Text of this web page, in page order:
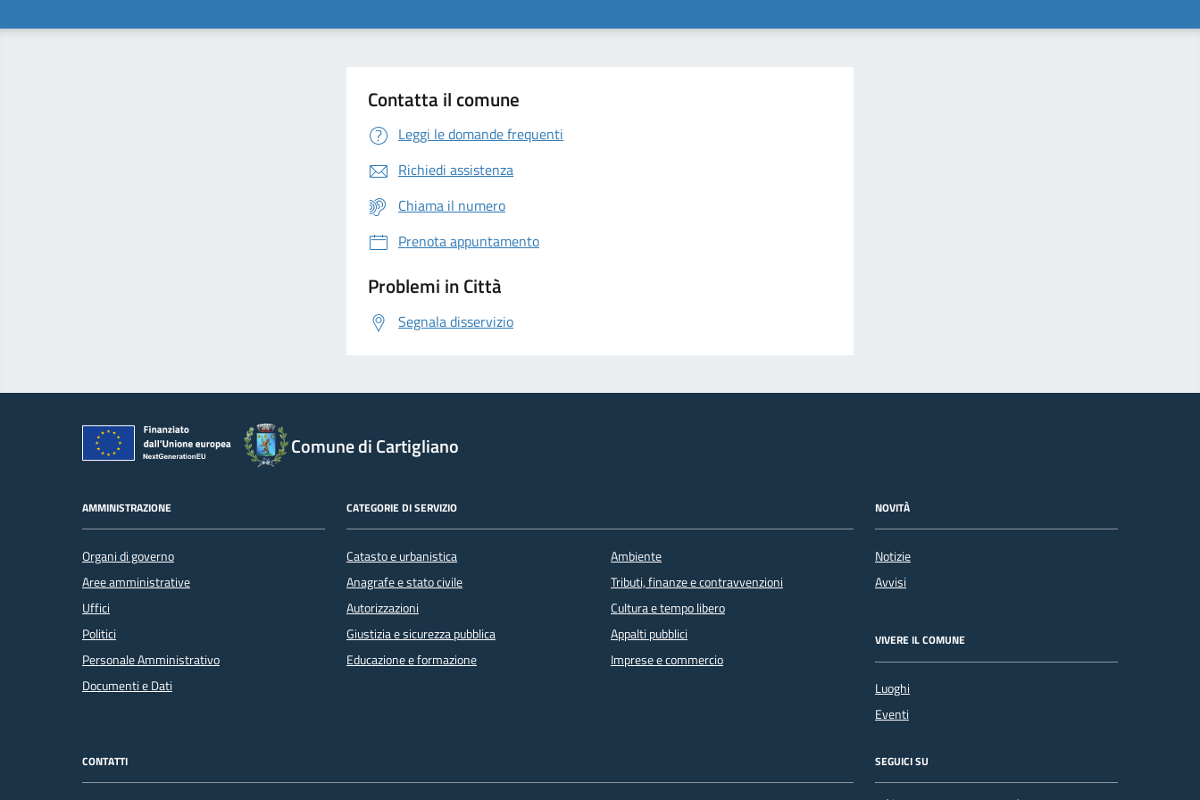
Contatta il comune
Leggi le domande frequenti
Richiedi assistenza
Chiama il numero
Prenota appuntamento
Problemi in Città
Segnala disservizio
Comune di Cartigliano
AMMINISTRAZIONE
Organi di governo
Aree amministrative
Uffici
Politici
Personale Amministrativo
Documenti e Dati
CATEGORIE DI SERVIZIO
Catasto e urbanistica
Anagrafe e stato civile
Autorizzazioni
Giustizia e sicurezza pubblica
Educazione e formazione
Ambiente
Tributi, finanze e contravvenzioni
Cultura e tempo libero
Appalti pubblici
Imprese e commercio
NOVITÀ
Notizie
Avvisi
VIVERE IL COMUNE
Luoghi
Eventi
CONTATTI SEGUICI SU